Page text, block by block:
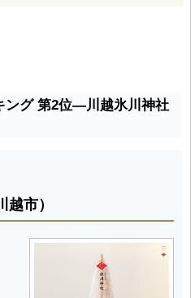
ング 第2位―川越氷川神社
市）